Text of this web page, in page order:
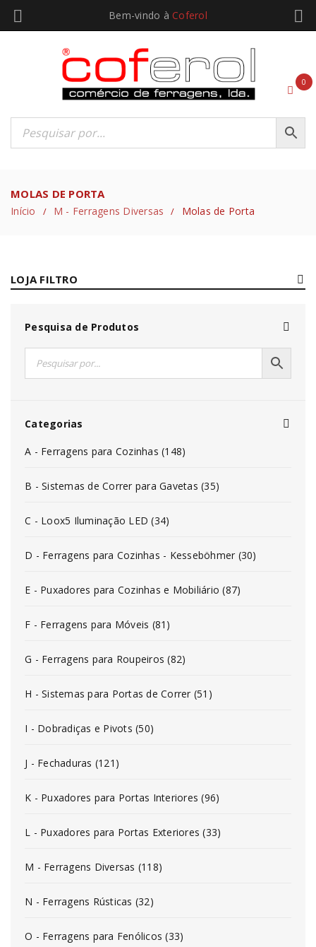
Bem-vindo à Coferol
0
MOLAS DE PORTA
Início / M - Ferragens Diversas / Molas de Porta
LOJA FILTRO
Pesquisa de Produtos
Categorias
A - Ferragens para Cozinhas (148)
B - Sistemas de Correr para Gavetas (35)
C - Loox5 Iluminação LED (34)
D - Ferragens para Cozinhas - Kesseböhmer (30)
E - Puxadores para Cozinhas e Mobiliário (87)
F - Ferragens para Móveis (81)
G - Ferragens para Roupeiros (82)
H - Sistemas para Portas de Correr (51)
I - Dobradiças e Pivots (50)
J - Fechaduras (121)
K - Puxadores para Portas Interiores (96)
L - Puxadores para Portas Exteriores (33)
M - Ferragens Diversas (118)
N - Ferragens Rústicas (32)
O - Ferragens para Fenólicos (33)